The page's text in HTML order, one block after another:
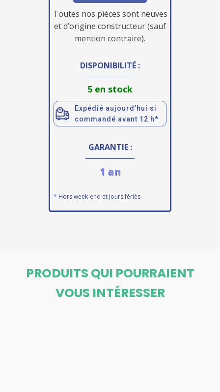
Toutes nos pièces sont neuves
et d’origine constructeur (sauf
mention contraire).
DISPONIBILITÉ :
5 en stock
Expédié aujourd’hui si
commandé avant 12 h*
GARANTIE :
1 an
* Hors week-end et jours fériés
PRODUITS QUI POURRAIENT
VOUS INTÉRESSER